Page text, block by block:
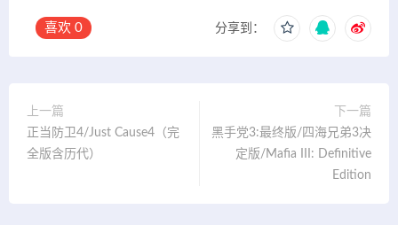
喜欢 0 分享到：
上一篇
正当防卫4/Just Cause4（完
全版含历代）
下一篇
黑手党3:最终版/四海兄弟3决
定版/Mafia III: Definitive
Edition